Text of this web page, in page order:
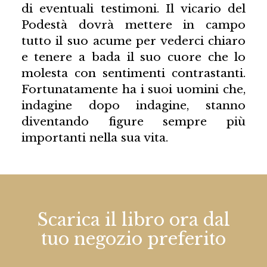
di eventuali testimoni. Il vicario del
Podestà dovrà mettere in campo
tutto il suo acume per vederci chiaro
e tenere a bada il suo cuore che lo
molesta con sentimenti contrastanti.
Fortunatamente ha i suoi uomini che,
indagine dopo indagine, stanno
diventando figure sempre più
importanti nella sua vita.
Scarica il libro ora dal
tuo negozio preferito